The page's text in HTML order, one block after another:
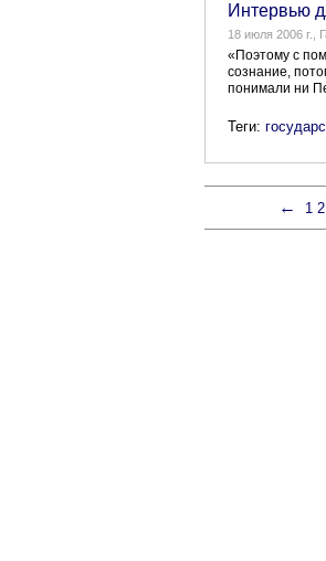
Интервью
18 июля 2006 г.,
«Поэтому с
сознание,
понимали ни
Теги:
← 1 2